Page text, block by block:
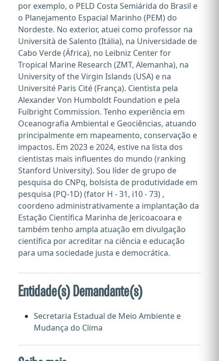
por exemplo, o PELD Costa Semiárida do Brasil e
o Planejamento Espacial Marinho (PEM) do
Nordeste. No exterior, atuei como professor na
Università de Salento (Itália), na Universidade de
Cabo Verde (África), no Leibniz Center for
Tropical Marine Research (ZMT, Alemanha), na
University of the Virgin Islands (USA) e na
Université Paris Cité (França). Cientista pela
Alexander Von Humboldt Foundation e pela
Fulbright Commission. Tenho experiência em
Oceanografia Ambiental e Geociências, atuando
principalmente em mapeamento, conservação e
impactos. Em 2023 e 2024, estive na lista dos
cientistas mais influentes do mundo (ranking
Stanford University). Sou líder de grupo de
pesquisa do CNPq, bolsista de produtividade em
pesquisa (PQ-1D) (fator H - 31, i10 - 73) ,
coordeno administrativamente a implantação da
Estação Científica Marinha de Jericoacoara e
também tenho ampla atuação em divulgação
científica por acreditar na ciência e educação
para uma sociedade justa e democrática.
Entidade(s) Demandante(s)
Secretaria Estadual de Meio Ambiente e
Mudança do Clima